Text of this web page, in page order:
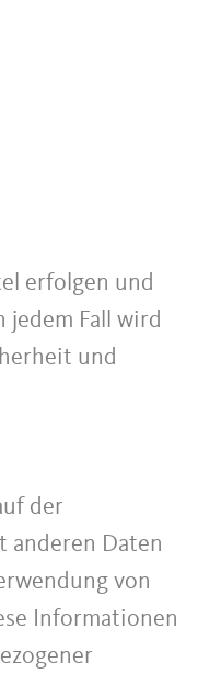
erfolgen und
Fall wird
und
der
anderen Daten
von
Informationen